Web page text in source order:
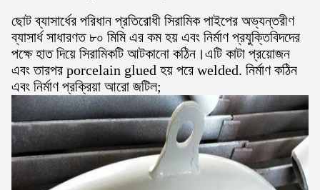
ছোট ব্যাসার্ধের পরিধান প্রতিরোধী সিরামিক পাইপের অভ্যন্তরীণ
ব্যাসার্ধ সাধারণত ৮০ মিমি এর কম হয় এবং নির্মাণ প্রযুক্তিবিদদের
পক্ষে হাত দিয়ে সিরামিকটি আটকানো কঠিন।এটি কাটা প্রয়োজন
এবং তারপর porcelain glued হয় পরে welded. নির্মাণ কঠিন
এবং নির্মাণ প্রক্রিয়া আরো জটিল;